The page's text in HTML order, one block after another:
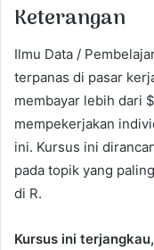
Keterangan
Ilmu Data /
terpanas di pasar
membayar lebih dari
mempekerjakan
ini. Kursus ini
pada topik yang
di R.
Kursus ini